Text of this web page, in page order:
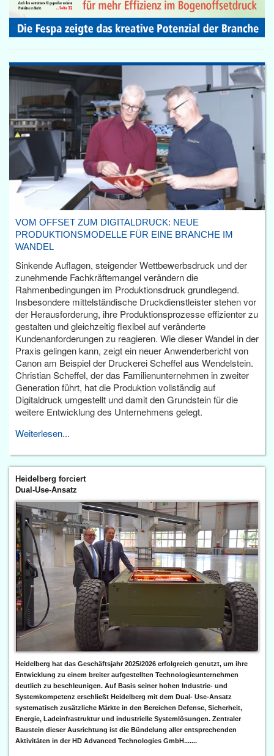
VOM OFFSET ZUM DIGITALDRUCK: NEUE
PRODUKTIONSMODELLE FÜR EINE BRANCHE IM
WANDEL
Sinkende Auflagen, steigender Wettbewerbsdruck und der
zunehmende Fachkräftemangel verändern die
Rahmenbedingungen im Produktionsdruck grundlegend.
Insbesondere mittelständische Druckdienstleister stehen vor
der Herausforderung, ihre Produktionsprozesse effizienter zu
gestalten und gleichzeitig flexibel auf veränderte
Kundenanforderungen zu reagieren. Wie dieser Wandel in der
Praxis gelingen kann, zeigt ein neuer Anwenderbericht von
Canon am Beispiel der Druckerei Scheffel aus Wendelstein.
Christian Scheffel, der das Familienunternehmen in zweiter
Generation führt, hat die Produktion vollständig auf
Digitaldruck umgestellt und damit den Grundstein für die
weitere Entwicklung des Unternehmens gelegt.
Weiterlesen...
Heidelberg forciert
Dual-Use-Ansatz
Heidelberg hat das Geschäftsjahr 2025/2026 erfolgreich genutzt, um ihre
Entwicklung zu einem breiter aufgestellten Technologieunternehmen
deutlich zu beschleunigen. Auf Basis seiner hohen Industrie- und
Systemkompetenz erschließt Heidelberg mit dem Dual- Use-Ansatz
systematisch zusätzliche Märkte in den Bereichen Defense, Sicherheit,
Energie, Ladeinfrastruktur und industrielle Systemlösungen. Zentraler
Baustein dieser Ausrichtung ist die Bündelung aller entsprechenden
Aktivitäten in der HD Advanced Technologies GmbH.......